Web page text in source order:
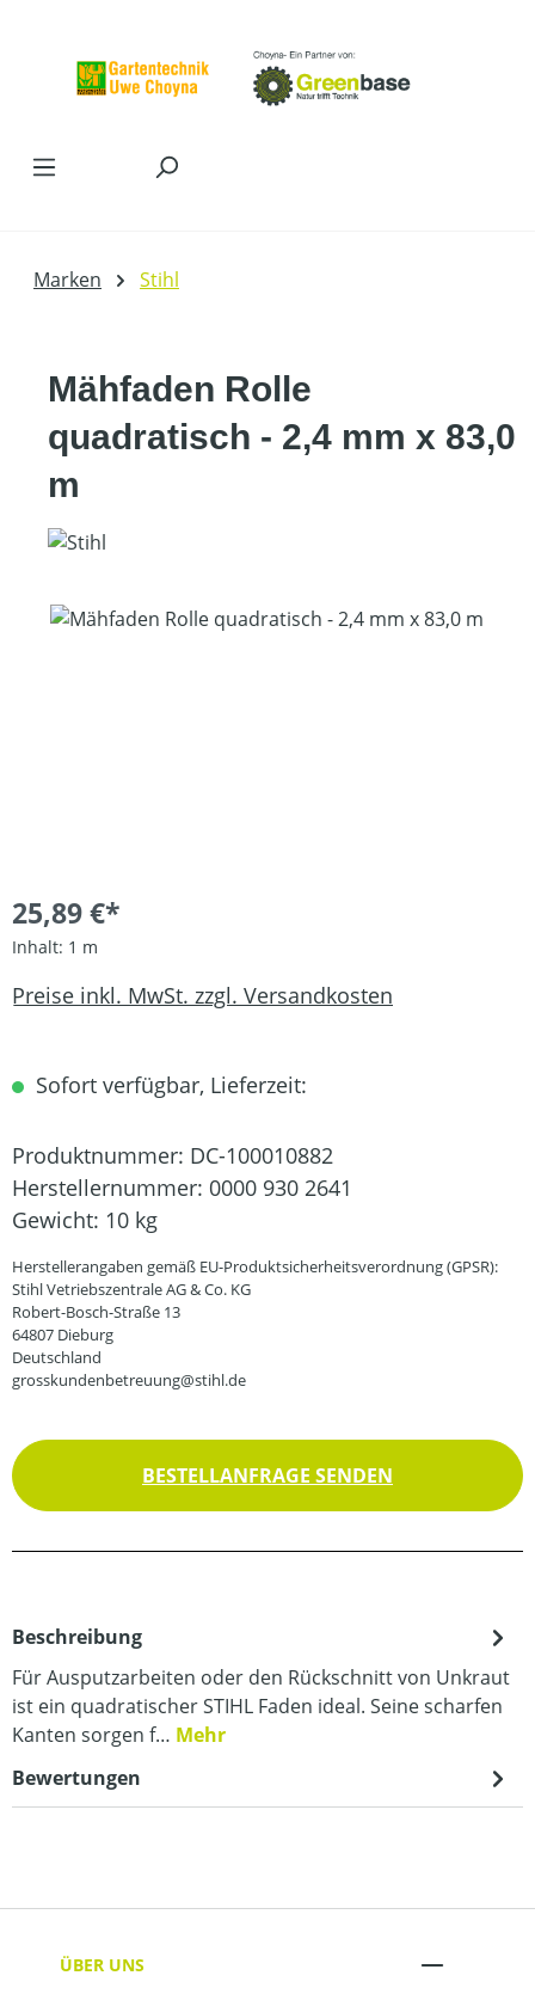
Marken Stihl
Mähfaden Rolle
quadratisch - 2,4 mm x 83,0
m
Bildergalerie überspringen
25,89 €*
Inhalt: 1 m
Preise inkl. MwSt. zzgl. Versandkosten
Sofort verfügbar, Lieferzeit:
Produktnummer: DC-100010882
Herstellernummer: 0000 930 2641
Gewicht: 10 kg
Herstellerangaben gemäß EU-Produktsicherheitsverordnung (GPSR):
Stihl Vetriebszentrale AG & Co. KG
Robert-Bosch-Straße 13
64807 Dieburg
Deutschland
grosskundenbetreuung@stihl.de
BESTELLANFRAGE SENDEN
Beschreibung
Für Ausputzarbeiten oder den Rückschnitt von Unkraut
ist ein quadratischer STIHL Faden ideal. Seine scharfen
Kanten sorgen f… Mehr
Bewertungen
ÜBER UNS